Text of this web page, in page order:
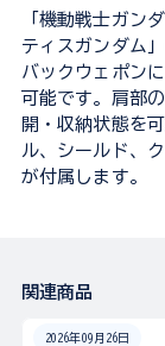
「機動戦士ガン
ティスガンダム
バックウェポン
可能です。肩部
開・収納状態を
ル、シールド、
が付属します。
関連商品
2026年09月26日